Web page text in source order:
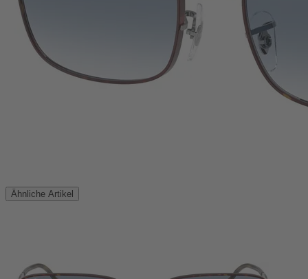
Ähnliche Artikel